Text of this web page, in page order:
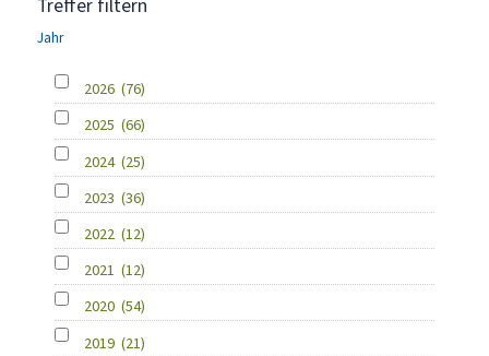
Treffer filtern
Jahr
2026 (76)
2025 (66)
2024 (25)
2023 (36)
2022 (12)
2021 (12)
2020 (54)
2019 (21)